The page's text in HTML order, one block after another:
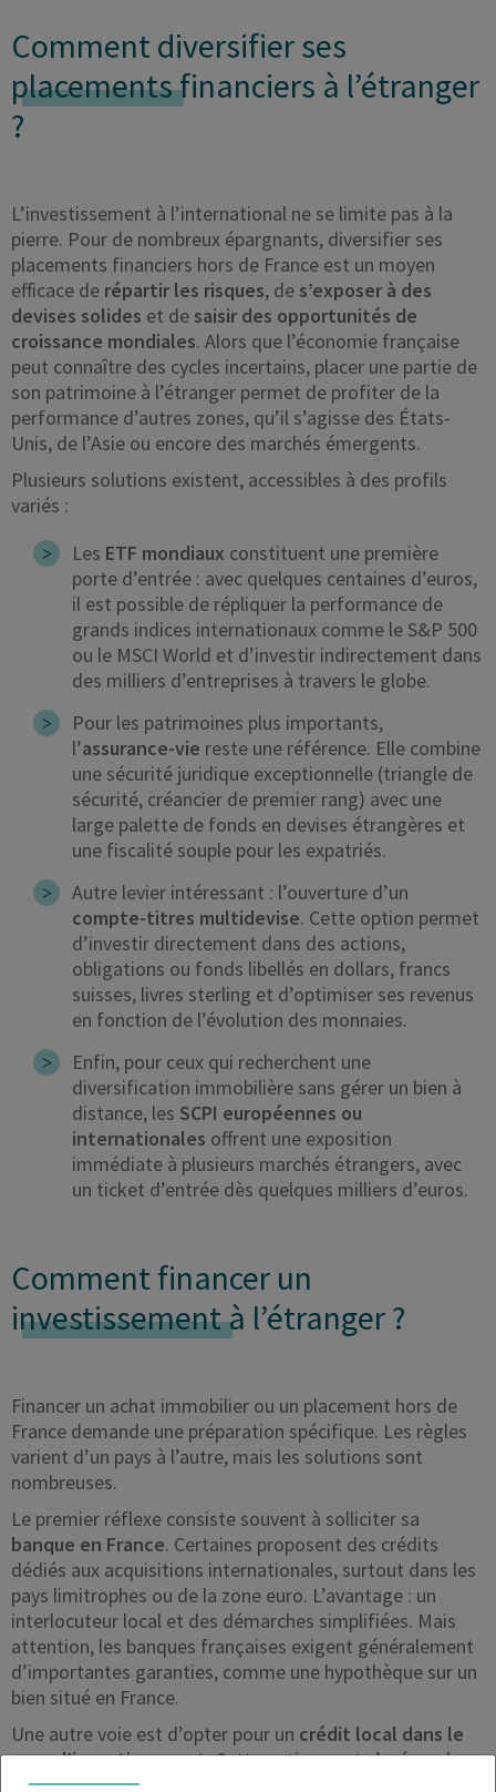
Comment diversifier ses
placementsfinanciers à l’étranger
?
L’investissement à l’international ne se limite pas à la
pierre. Pour de nombreux épargnants, diversifier ses
placements financiers hors de France est un moyen
efficace de répartir les risques, de s’exposer à des
devises solides et de saisir des opportunités de
croissance mondiales. Alors que l’économie française
peut connaître des cycles incertains, placer une partie de
son patrimoine à l’étranger permet de profiter de la
performance d’autres zones, qu’il s’agisse des États-
Unis, de l’Asie ou encore des marchés émergents.
Plusieurs solutions existent, accessibles à des profils
variés :
Les ETF mondiaux constituent une première
porte d’entrée : avec quelques centaines d’euros,
il est possible de répliquer la performance de
grands indices internationaux comme le S&P 500
ou le MSCI World et d’investir indirectement dans
des milliers d’entreprises à travers le globe.
Pour les patrimoines plus importants,
l’assurance-vie reste une référence. Elle combine
une sécurité juridique exceptionnelle (triangle de
sécurité, créancier de premier rang) avec une
large palette de fonds en devises étrangères et
une fiscalité souple pour les expatriés.
Autre levier intéressant : l’ouverture d’un
compte-titres multidevise. Cette option permet
d’investir directement dans des actions,
obligations ou fonds libellés en dollars, francs
suisses, livres sterling et d’optimiser ses revenus
en fonction de l’évolution des monnaies.
Enfin, pour ceux qui recherchent une
diversification immobilière sans gérer un bien à
distance, les SCPI européennes ou
internationales offrent une exposition
immédiate à plusieurs marchés étrangers, avec
un ticket d’entrée dès quelques milliers d’euros.
Comment financer un
investissementà l’étranger ?
Financer un achat immobilier ou un placement hors de
France demande une préparation spécifique. Les règles
varient d’un pays à l’autre, mais les solutions sont
nombreuses.
Le premier réflexe consiste souvent à solliciter sa
banque en France. Certaines proposent des crédits
dédiés aux acquisitions internationales, surtout dans les
pays limitrophes ou de la zone euro. L’avantage : un
interlocuteur local et des démarches simplifiées. Mais
attention, les banques françaises exigent généralement
d’importantes garanties, comme une hypothèque sur un
bien situé en France.
Une autre voie est d’opter pour un crédit local dans le
pays d’investissement. Cette option peut s’avérer plus
souple : taux parfois plus compétitifs, durée d’emprunt